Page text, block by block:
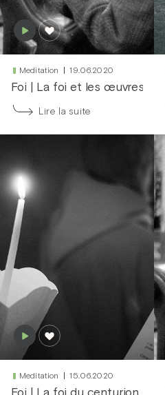
Meditation 19.06.2020
Foi La foi et les œuvres
Lire la suite
Meditation 15.06.2020